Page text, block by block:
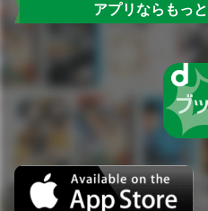
アプリならもっ